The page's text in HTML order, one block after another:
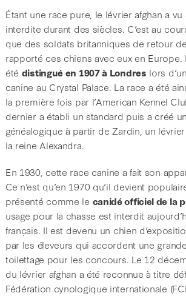
Étant une race pure, le lévrier afghan a
interdite durant des siècles. C’est au
que des soldats britanniques de retour
rapporté ces chiens avec eux en Europe.
été distingué en 1907 à Londres lors
canine au Crystal Palace. La race a été
la première fois par l’American Kennel
dernier a établi un standard puis a créé
généalogique à partir de Zardin, un
la reine Alexandra.
En 1930, cette race canine a fait son
Ce n’est qu’en 1970 qu’il devient
présenté comme le canidé officiel de la
usage pour la chasse est interdit
français. Il est devenu un chien
par les éleveurs qui accordent une
toilettage pour les concours. Le 12
du lévrier afghan a été reconnue à titre
Fédération cynologique internationale